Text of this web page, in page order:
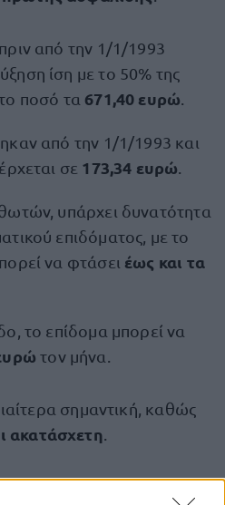
από την 1/1/1993
ίση με το 50% της
ποσό τα 671,40 ευρώ
από την 1/1/1993 και
σε 173,34 ευρώ
υπάρχει δυνατότητα
επιδόματος, με το
να φτάσει έως και τα
το επίδομα μπορεί να
τον μήνα.
σημαντική, καθώς
ακατάσχετη